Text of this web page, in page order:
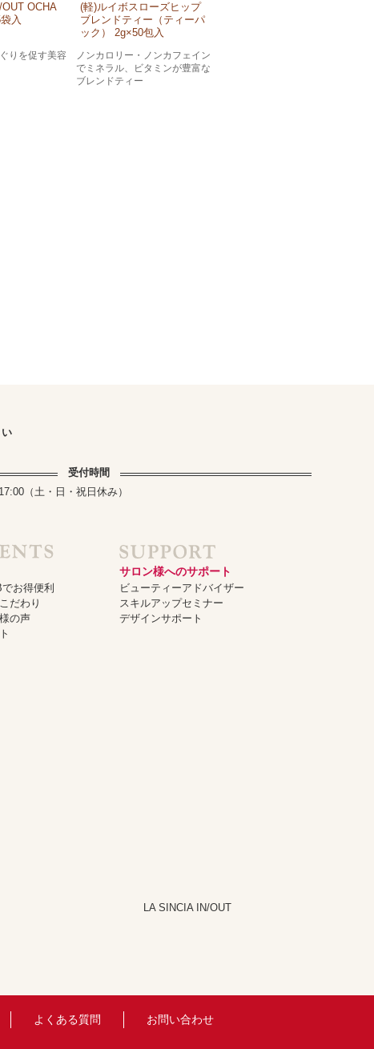
OCHA
入
りを促す美容
(軽)ルイボスローズヒップ
ブレンドティー（ティーパ
ック） 2g×50包入
ノンカロリー・ノンカフェイン
でミネラル、ビタミンが豊富な
ブレンドティー
受付時間
（土・日・祝日休み）
お得便利
だわり
の声
サロン様へのサポート
ビューティーアドバイザー
スキルアップセミナー
デザインサポート
LA SINCIA IN/OUT
よくある質問 お問い合わせ